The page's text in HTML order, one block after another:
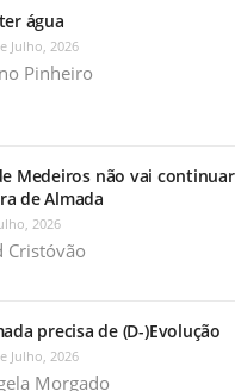
água
Julho, 2026
Pinheiro
Medeiros não vai
de Almada
2026
Cristóvão
precisa de (D-)Evolução
Julho, 2026
Morgado